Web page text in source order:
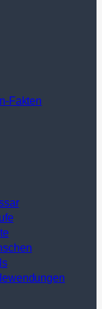
Fakten